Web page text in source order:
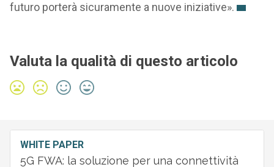
futuro porterà sicuramente a nuove iniziative».
Valuta la qualità di questo articolo
WHITE PAPER
5G FWA: la soluzione per una connettività